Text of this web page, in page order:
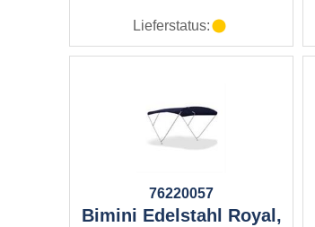
Lieferstatus:
76220057
Bimini Edelstahl Royal,